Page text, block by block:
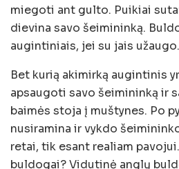
miegoti ant gulto. Puikiai
dievina savo šeimininką.
augintiniais, jei su jais užaugo.
Bet kurią akimirką augintinis
apsaugoti savo šeimininką ir
baimės stoja į muštynes. Po
nusiramina ir vykdo
retai, tik esant realiam
buldogai? Vidutinė anglų